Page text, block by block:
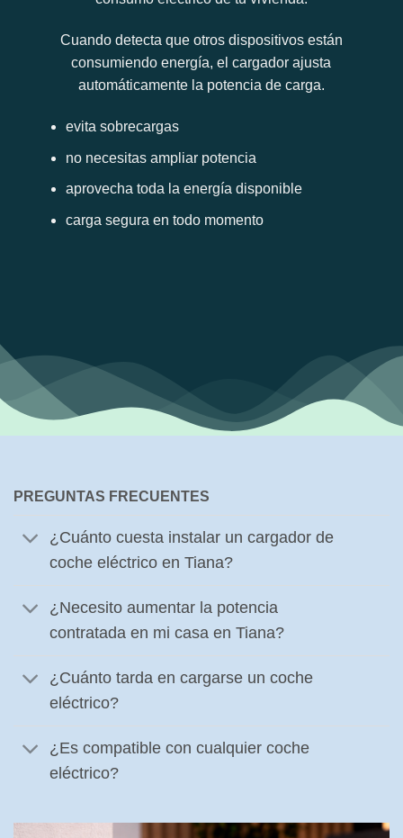
Cuando detecta que otros dispositivos están
consumiendo energía, el cargador ajusta
automáticamente la potencia de carga.
evita sobrecargas
no necesitas ampliar potencia
aprovecha toda la energía disponible
carga segura en todo momento
PREGUNTAS FRECUENTES
¿Cuánto cuesta instalar un cargador de
coche eléctrico en Tiana?
¿Necesito aumentar la potencia
contratada en mi casa en Tiana?
¿Cuánto tarda en cargarse un coche
eléctrico?
¿Es compatible con cualquier coche
eléctrico?